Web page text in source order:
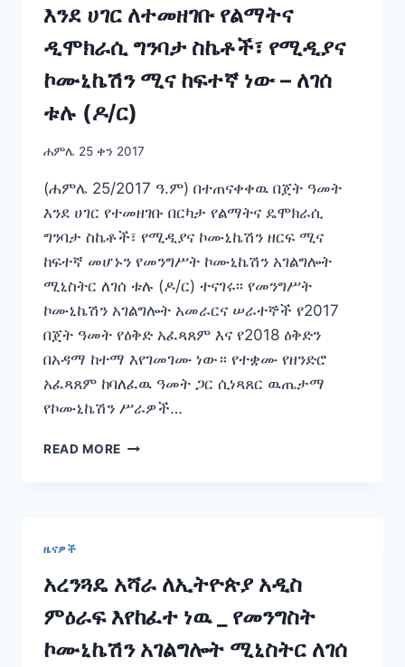
የሚዲያ
እና
ኩሙኒኬሽን
በበጀት
ዓመቱ
ትኩረት
ዶ.ር
ለገሠ
ቱሉ
እንደ ሀገር ለተመዘገቡ የልማትና
ዲሞክራሲ ግንባታ ስኬቶች፣ የሚዲያና
ኮሙኒኬሽን ሚና ከፍተኛ ነው – ለገሰ
ቱሉ (ዶ/ር)
ሐምሌ 25 ቀን 2017
(ሐምሌ 25/2017 ዓ.ም) በተጠናቀቀዉ በጀት ዓመት
እንደ ሀገር የተመዘገቡ በርካታ የልማትና ዴሞክራሲ
ግንባታ ስኬቶች፣ የሚዲያና ኮሙኒኬሽን ዘርፍ ሚና
ከፍተኛ መሆኑን የመንግሥት ኮሙኒኬሽን አገልግሎት
ሚኒስትር ለገሰ ቱሉ (ዶ/ር) ተናገሩ፡፡ የመንግሥት
ኮሙኒኬሽን አገልግሎት አመራርና ሠራተኞች የ2017
በጀት ዓመት የዕቅድ አፈጻጸም እና የ2018 ዕቅድን
በአዳማ ከተማ እየገመገሙ ነው። የተቋሙ የዘንድሮ
አፈጻጸም ከባለፈዉ ዓመት ጋር ሲነጻጸር ዉጤታማ
የኮሙኒኬሽን ሥራዎች…
READ MORE እንደ
የሚዲያና
ኮሙኒኬሽን
ሚና
ነው
ዜናዎች
አረንጓዴ አሻራ ለኢትዮጵያ አዲስ
ምዕራፍ እየከፈተ ነዉ _ የመንግስት
ኮሙኒኬሽን አገልግሎት ሚኒስትር ለገሰ